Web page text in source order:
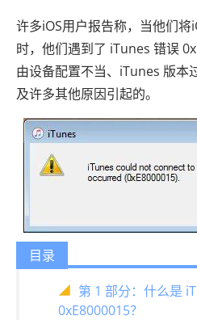
许多iOS用户报告称，当他们
时，他们遇到了 iTunes 错误
由设备配置不当、iTunes 版本
及许多其他原因引起的。
目录
第 1 部分：什么是
0xE8000015？